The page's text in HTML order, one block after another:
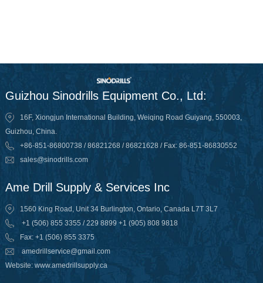
Guizhou Sinodrills Equipment Co., Ltd:
16F, Xiongjun International Building, Weiqing Road Guiyang, 550003,
Guizhou, China.
+86-851-86800738 / 86821268 / 86821628 / Fax: 86-851-86830552
sales@sinodrills.com
Ame Drill Supply & Services Inc
1560 King Road, Unit 34 Burlington, Ontario, Canada L7T 3L7
+1 (506) 855 3355 / 229 8899 +1 (905) 808 9818
Fax: +1 (506) 855 3375
amedrillservice@gmail.com
Website: www.amedrillsupply.ca